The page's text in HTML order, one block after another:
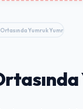
Yumruk Yumruğa